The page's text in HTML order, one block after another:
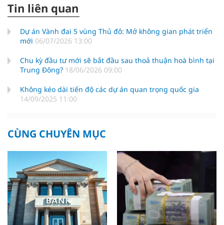
Tin liên quan
Dự án Vành đai 5 vùng Thủ đô: Mở không gian phát triển
mới 06/07/2026 13:00
Chu kỳ đầu tư mới sẽ bắt đầu sau thoả thuận hoà bình tại
Trung Đông? 18/06/2026 09:00
Không kéo dài tiến độ các dự án quan trọng quốc gia
14/09/2025 11:00
CÙNG CHUYÊN MỤC